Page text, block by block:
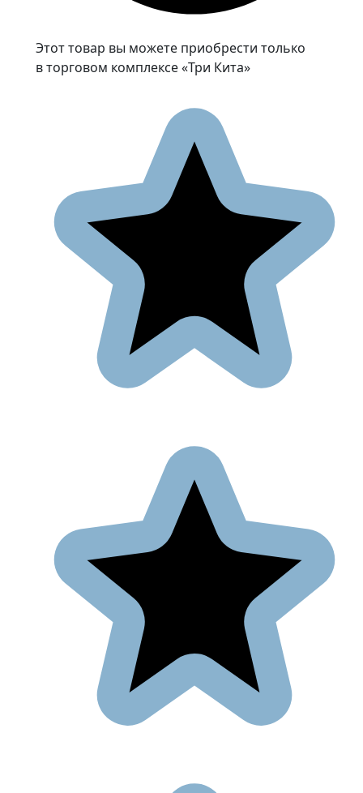
Этот товар вы можете приобрести только
в торговом комплексе «Три Кита»